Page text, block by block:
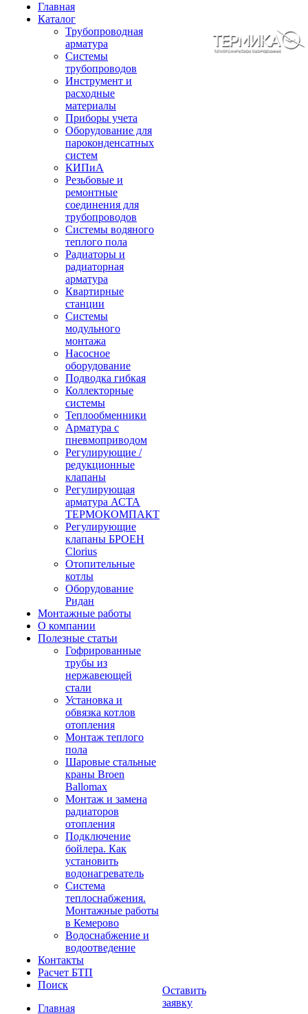
Главная
Каталог
Трубопроводная
арматура
Системы
трубопроводов
Инструмент и
расходные
материалы
Приборы учета
Оборудование для
пароконденсатных
систем
КИПиА
Резьбовые и
ремонтные
соединения для
трубопроводов
Системы водяного
теплого пола
Радиаторы и
радиаторная
арматура
Квартирные
станции
Системы
модульного
монтажа
Насосное
оборудование
Подводка гибкая
Коллекторные
системы
Теплообменники
Арматура с
пневмоприводом
Регулирующие /
редукционные
клапаны
Регулирующая
арматура АСТА
ТЕРМОКОМПАКТ
Регулирующие
клапаны БРОЕН
Clorius
Отопительные
котлы
Оборудование
Ридан
Монтажные работы
О компании
Полезные статьи
Гофрированные
трубы из
нержавеющей
стали
Установка и
обвязка котлов
отопления
Монтаж теплого
пола
Шаровые стальные
краны Broen
Ballomax
Монтаж и замена
радиаторов
отопления
Подключение
бойлера. Как
установить
водонагреватель
Система
теплоснабжения.
Монтажные работы
в Кемерово
Водоснабжение и
водоотведение
Контакты
Расчет БТП
Поиск
Главная
Оставить
заявку